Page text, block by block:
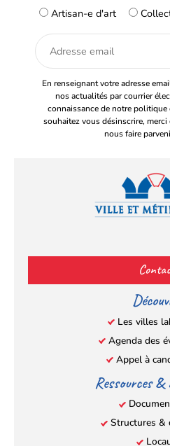
Artisan-e d'art
Adresse
email
En renseignant votre adresse
nos actualités par courrier
connaissance de notre
souhaitez vous désinscrire,
nous faire
dans
un
nouvel
un
Les villes
Agenda des
Appel à
Ressources
Structures &